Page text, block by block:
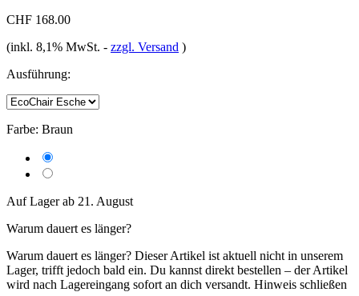
CHF 168.00
(inkl. 8,1% MwSt. - zzgl. Versand )
Ausführung:
Farbe: Braun
Auf Lager ab 21. August
Warum dauert es länger?
Warum dauert es länger? Dieser Artikel ist aktuell nicht in unserem
Lager, trifft jedoch bald ein. Du kannst direkt bestellen – der Artikel
wird nach Lagereingang sofort an dich versandt. Hinweis schließen